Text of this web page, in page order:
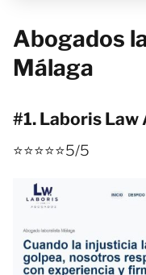
Abogados
Málaga
#1. Laboris
⭐⭐⭐⭐⭐5/5